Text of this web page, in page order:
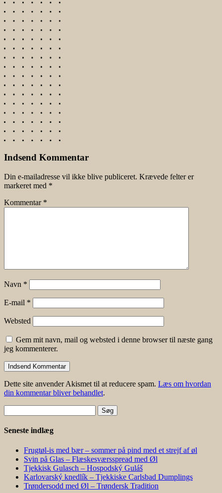
Indsend Kommentar
Din e-mailadresse vil ikke blive publiceret. Krævede felter er
markeret med *
Kommentar *
Navn *
E-mail *
Websted
Gem mit navn, mail og websted i denne browser til næste gang
jeg kommenterer.
Dette site anvender Akismet til at reducere spam. Læs om hvordan
din kommentar bliver behandlet.
efter:
Seneste indlæg
Frugtøl-is med bær – sommer på pind med et strejf af øl
Svin på Glas – Flæskesværsspread med Øl
Tjekkisk Gulasch – Hospodský Guláš
Karlovarský knedlík – Tjekkiske Carlsbad Dumplings
Trøndersodd med Øl – Trøndersk Tradition